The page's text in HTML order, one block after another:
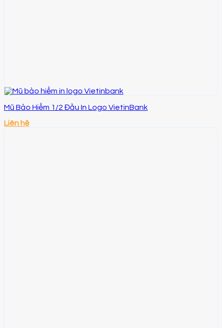
Mũ Bảo Hiểm 1/2 Đầu In Logo VietinBank
Liên hệ